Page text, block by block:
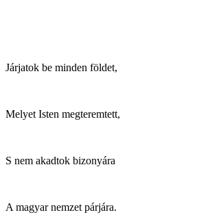
Járjatok be minden földet,
Melyet Isten megteremtett,
S nem akadtok bizonyára
A magyar nemzet párjára.